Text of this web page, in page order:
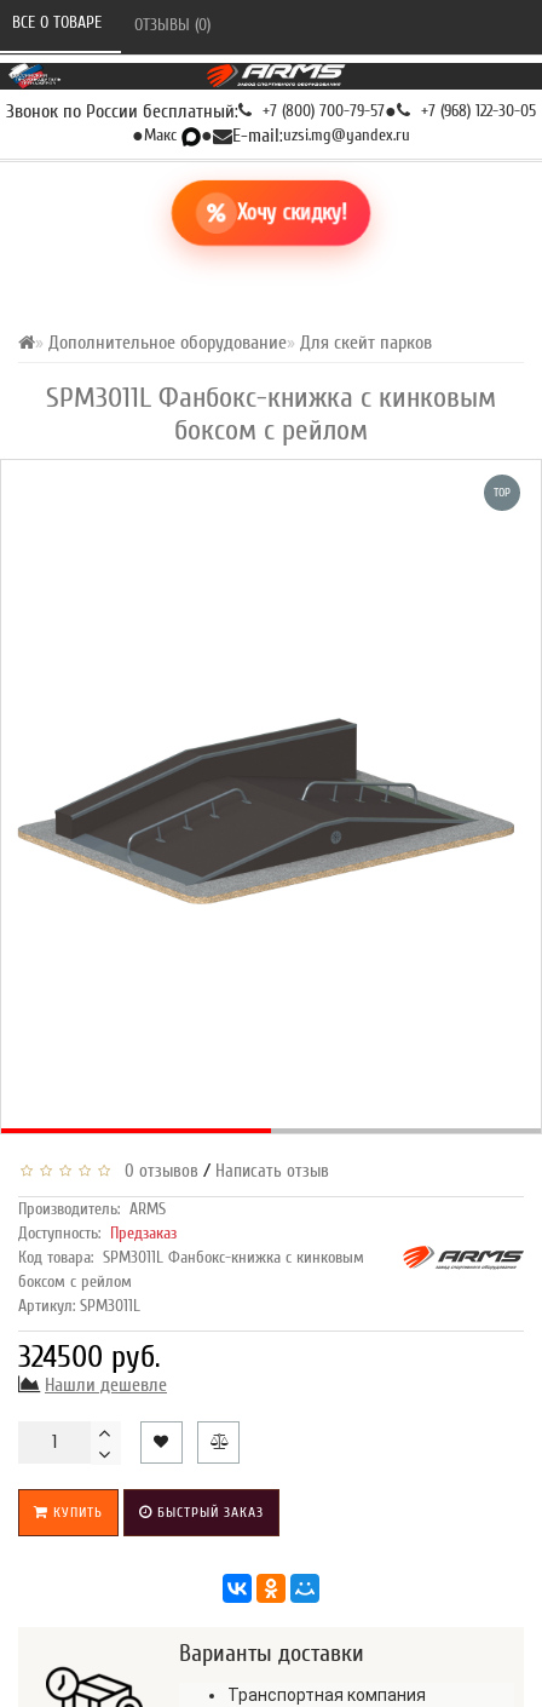
Звонок по России бесплатный: +7 (800) 700-79-57● +7 (968) 122-30-05
●Макс ● E-mail:uzsi.mg@yandex.ru
Хочу скидку!
Дополнительное оборудование Для скейт парков
SPM3011L Фанбокс-книжка с кинковым
боксом с рейлом
ВСЕ О ТОВАРЕ ОТЗЫВЫ (0)
TOP
0 отзывов / Написать отзыв
Производитель: ARMS
Доступность: Предзаказ
Код товара: SPM3011L Фанбокс-книжка с кинковым
боксом с рейлом
Артикул: SPM3011L
324500 руб.
Нашли дешевле
КУПИТЬ БЫСТРЫЙ ЗАКАЗ
Варианты доставки
Транспортная компания